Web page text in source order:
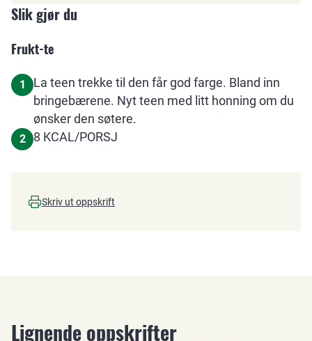
Slik gjør du
Frukt-te
1
La teen trekke til den får god farge. Bland inn
bringebærene. Nyt teen med litt honning om du
ønsker den søtere.
2 8 KCAL/PORSJ
Skriv ut oppskrift
Lignende oppskrifter